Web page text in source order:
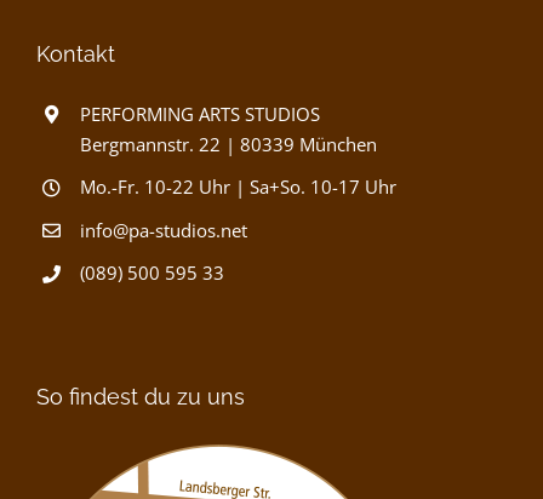
Kontakt
PERFORMING ARTS STUDIOS
Bergmannstr. 22 | 80339 München
Mo.-Fr. 10-22 Uhr | Sa+So. 10-17 Uhr
info@pa-studios.net
(089) 500 595 33
So findest du zu uns